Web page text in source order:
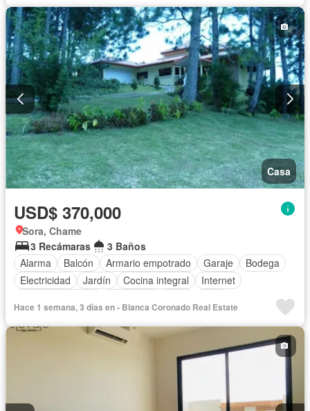
Casa
USD$ 370,000
Sora, Chame
3 Recámaras
3 Baños
Alarma
Balcón Armario empotrado Garaje
Bodega
Electricidad
Jardín Cocina integral
Internet
Hace 1 semana, 3 días en - Blanca Coronado Real Estate